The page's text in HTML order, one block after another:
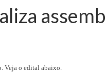
Veja o edital abaixo.